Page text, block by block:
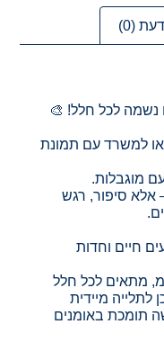
(0)
נשמה לכל חלל! 🎨
או למשרד עם תמונת
מוגבלות.
אלא סיפור, רגש
חיים וחדות
מיידית
תומכת באומנים